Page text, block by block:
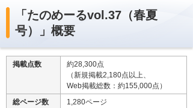
「たのめーるvol.37（春夏
号）」概要
掲載点数
約28,300点
（新規掲載2,180点以上、
Web掲載総数：約155,000点）
総ページ数
1,280ページ